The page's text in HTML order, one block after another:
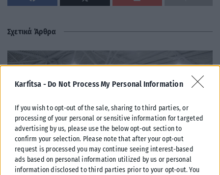
Karfitsa - Do Not Process My Personal Information
If you wish to opt-out of the sale, sharing to third parties, or
processing of your personal or sensitive information for targeted
advertising by us, please use the below opt-out section to
confirm your selection. Please note that after your opt-out
request is processed you may continue seeing interest-based
ads based on personal information utilized by us or personal
information disclosed to third parties prior to your opt-out. You
Σχετικά Άρθρα